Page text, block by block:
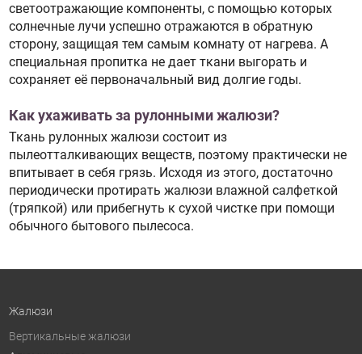
светоотражающие компоненты, с помощью которых
солнечные лучи успешно отражаются в обратную
сторону, защищая тем самым комнату от нагрева. А
специальная пропитка не дает ткани выгорать и
сохраняет её первоначальный вид долгие годы.
Как ухаживать за рулонными жалюзи?
Ткань рулонных жалюзи состоит из
пылеотталкивающих веществ, поэтому практически не
впитывает в себя грязь. Исходя из этого, достаточно
периодически протирать жалюзи влажной салфеткой
(тряпкой) или прибегнуть к сухой чистке при помощи
обычного бытового пылесоса.
Жалюзи
Вертикальные жалюзи